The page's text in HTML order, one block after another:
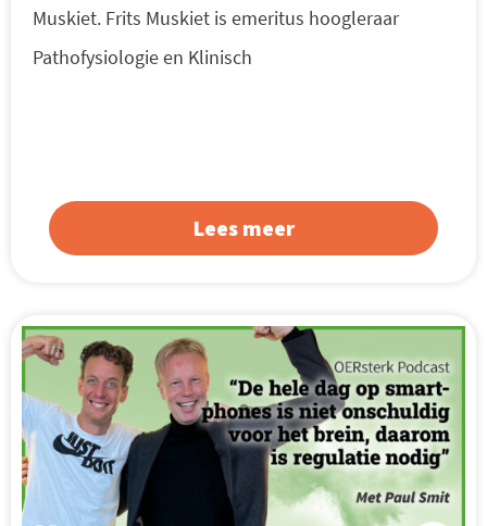
Muskiet. Frits Muskiet is emeritus hoogleraar
Pathofysiologie en Klinisch
Lees meer